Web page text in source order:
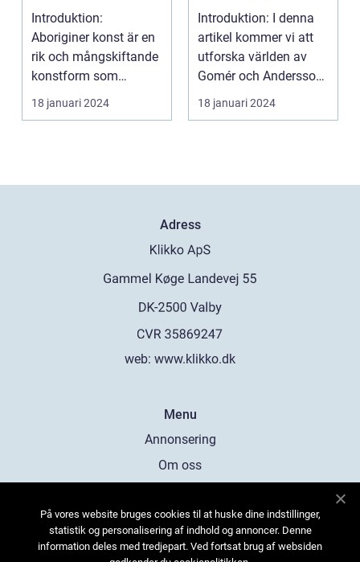
Australiens
Urinvånare
Introduktion:
Aboriginer konst är en
rik och mångskiftande
konstform som
härstammar från
Australiens...
18 januari 2024
Översikt
Introduktion: I denna
artikel kommer vi att
utforska världen av
Gomér och Andersson
konst, dess olik...
18 januari 2024
Adress
web: www.klikko.dk
Menu
Annonsering
Om oss
Kontakta oss
Sitemap
På vores website bruges cookies til at huske dine indstillinger,
statistik og personalisering af indhold og annoncer. Denne
information deles med tredjepart. Ved fortsat brug af websiden